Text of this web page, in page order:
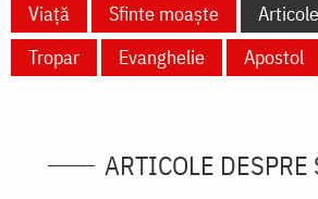
Viață Sfinte moaște
Tropar
Evanghelie Apostol
ARTICOLE DESPRE